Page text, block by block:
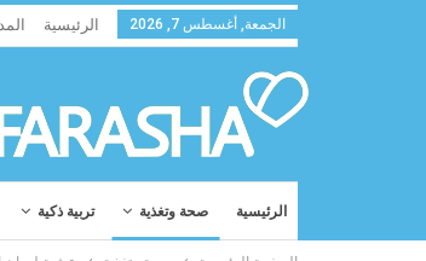
الجمعة, أغسطس 7, 2026 الرئيسية
الرئيسية صحة وتغذية تربية ذكية